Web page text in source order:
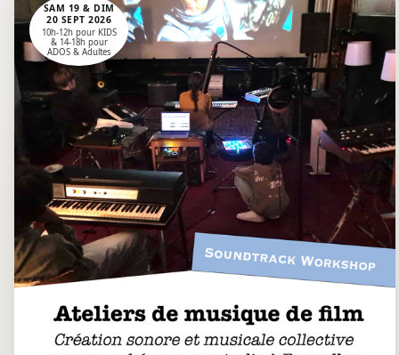
SAM 19 & DIM
20 SEPT 2026
10h-12h pour KIDS
& 14-18h pour
ADOS & Adultes